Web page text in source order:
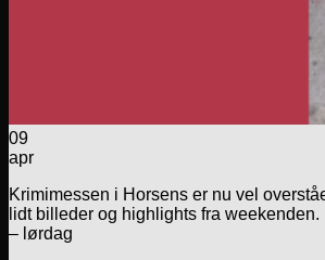
09
apr
Krimimessen i Horsens er nu vel
lidt billeder og highlights fra
– lørdag